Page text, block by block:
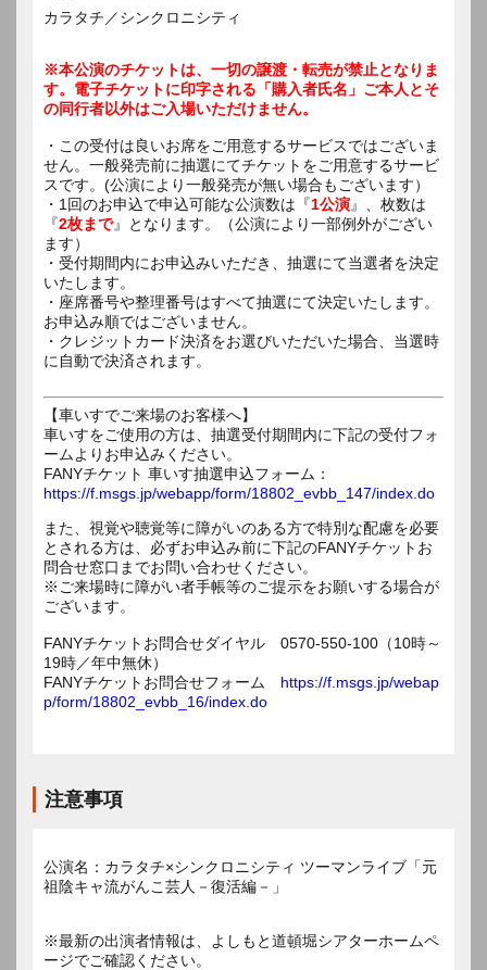
カラタチ／シンクロニシティ
※本公演のチケットは、一切の譲渡・転売が禁止となりま
す。電子チケットに印字される「購入者氏名」ご本人とそ
の同行者以外はご入場いただけません。
・この受付は良いお席をご用意するサービスではございま
せん。一般発売前に抽選にてチケットをご用意するサービ
スです。(公演により一般発売が無い場合もございます）
・1回のお申込で申込可能な公演数は『1公演』、枚数は
『2枚まで』となります。（公演により一部例外がござい
ます）
・受付期間内にお申込みいただき、抽選にて当選者を決定
いたします。
・座席番号や整理番号はすべて抽選にて決定いたします。
お申込み順ではございません。
・クレジットカード決済をお選びいただいた場合、当選時
に自動で決済されます。
【車いすでご来場のお客様へ】
車いすをご使用の方は、抽選受付期間内に下記の受付フォ
ームよりお申込みください。
FANYチケット 車いす抽選申込フォーム：
https://f.msgs.jp/webapp/form/18802_evbb_147/index.do
また、視覚や聴覚等に障がいのある方で特別な配慮を必要
とされる方は、必ずお申込み前に下記のFANYチケットお
問合せ窓口までお問い合わせください。
※ご来場時に障がい者手帳等のご提示をお願いする場合が
ございます。
FANYチケットお問合せダイヤル 0570-550-100（10時～
19時／年中無休）
FANYチケットお問合せフォーム https://f.msgs.jp/webap
p/form/18802_evbb_16/index.do
注意事項
公演名：カラタチ×シンクロニシティ ツーマンライブ「元
祖陰キャ流がんこ芸人－復活編－」
※最新の出演者情報は、よしもと道頓堀シアターホームペ
ージでご確認ください。